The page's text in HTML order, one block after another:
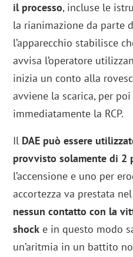
il processo, incluse le
la rianimazione da parte
l’apparecchio stabilisce
avvisa l’operatore
inizia un conto alla
avviene la scarica, per
immediatamente la RCP.
Il DAE può essere
provvisto solamente di 2
l’accensione e uno per
accortezza va prestata nel
nessun contatto con la
shock e in questo modo
un’aritmia in un battito